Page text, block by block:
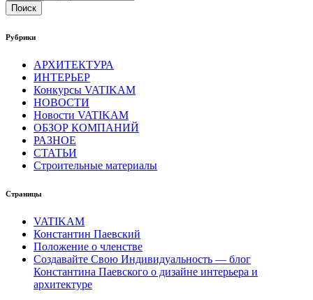
Поиск
Рубрики
АРХИТЕКТУРА
ИНТЕРЬЕР
Конкурсы VATIKAM
НОВОСТИ
Новости VATIKAM
ОБЗОР КОМПАНИЙ
РАЗНОЕ
СТАТЬИ
Строительные материалы
Страницы
VATIKAM
Константин Паевский
Положение о членстве
Создавайте Свою Индивидуальность — блог
Константина Паевского о дизайне интерьера и
архитектуре